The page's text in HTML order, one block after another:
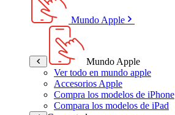
Mundo Apple
Mundo Apple
Ver todo en mundo apple
Accesorios Apple
Compra los modelos de iPhone
Compara los modelos de iPad